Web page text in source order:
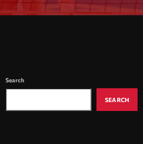
Search
SEARCH